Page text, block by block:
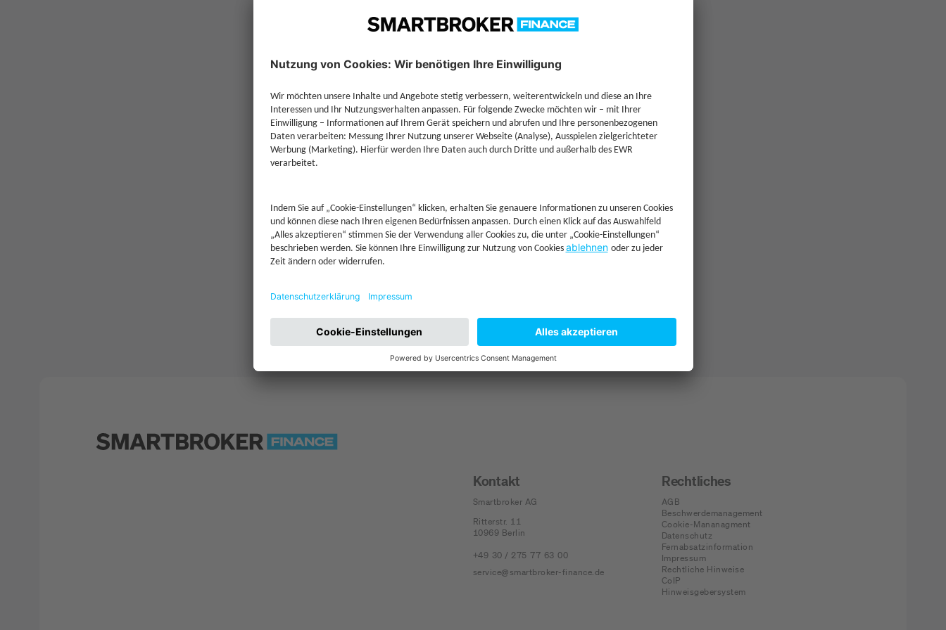
Kontakt
Smartbroker AG
Ritterstr. 11
10969 Berlin
+49 30 / 275 77 63 00
service@smartbroker-finance.de
Rechtliches
AGB
Beschwerdemanagement
Cookie-Mananagment
Datenschutz
Fernabsatzinformation
Impressum
Rechtliche Hinweise
CoIP
Hinweisgebersystem